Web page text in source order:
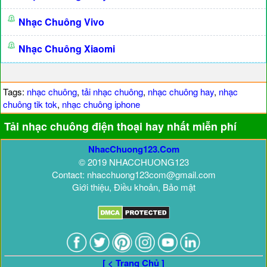
Nhạc Chuông Vivo
Nhạc Chuông Xiaomi
Tags: nhạc chuông, tải nhạc chuông, nhạc chuông hay, nhạc
chuông tik tok, nhạc chuông iphone
Tải nhạc chuông điện thoại hay nhất miễn phí
NhacChuong123.Com
© 2019 NHACCHUONG123
Contact: nhacchuong123com@gmail.com
Giới thiệu, Điều khoản, Bảo mật
[ < Trang Chủ ]